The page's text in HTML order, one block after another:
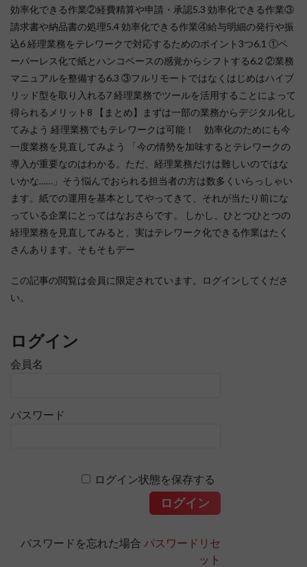
効率化できる作業②経費精算や申請・承認5.3 効率化できる作業③
請求書や納品書の処理5.4 効率化できる作業④給与明細の発行や振
込6 経理業務をテレワークで対応するためのポイント3つ6.1 ①ペ
ーパーレス化で紙とハンコベースの感覚からシフトする6.2 ②業務
マニュアルを整備する6.3 ③フルリモートではなくはじめはハイブ
リッド型を取り入れる7 経理業務でツールを活用することによって
得られるメリット8 【まとめ】まずは一部の業務からデジタル化し
てみよう 経理業務でもテレワークは可能！ 効率化のためにも今
一度業務を見直してみよう 「今の情勢を加味するとテレワークの
導入が重要なのはわかる。ただ、経理業務だけは難しいのではな
いかな……」そう悩んでおられる担当者の方は数多くいらっしゃい
ます。紙での運用を基本としてやってきて、それが当たり前にな
っている企業にとってはなおさらです。 しかし、ひとつひとつの
経理業務を見直してみると、実はテレワーク化できる作業はたく
さんあります。そもそもデー
この記事の閲覧は会員に限定されています。ログインしてくださ
い。
ログイン
会員名
パスワード
ログイン状態を保存する
パスワードを忘れた場合 パスワードリセ
ット